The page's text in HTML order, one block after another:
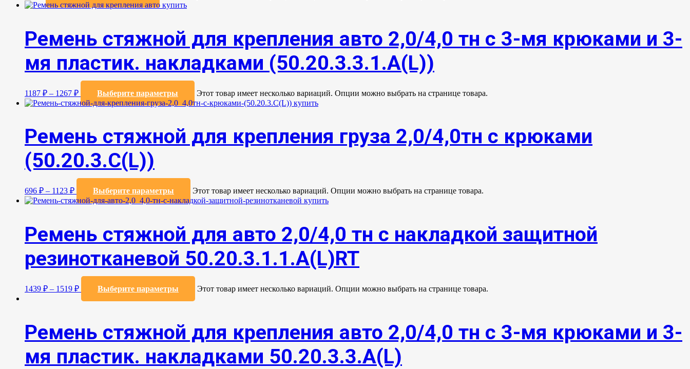
Ремень стяжной для крепления авто 2,0/4,0 тн с 3-мя крюками и 3-
мя пластик. накладками (50.20.3.3.1.А(L))
1187 ₽ – 1267 ₽ Выберите параметры Этот товар имеет несколько вариаций. Опции можно выбрать на странице товара.
Ремень стяжной для крепления груза 2,0/4,0тн с крюками
(50.20.3.C(L))
696 ₽ – 1123 ₽ Выберите параметры Этот товар имеет несколько вариаций. Опции можно выбрать на странице товара.
Ремень стяжной для авто 2,0/4,0 тн с накладкой защитной
резинотканевой 50.20.3.1.1.А(L)RT
1439 ₽ – 1519 ₽ Выберите параметры Этот товар имеет несколько вариаций. Опции можно выбрать на странице товара.
Ремень стяжной для крепления авто 2,0/4,0 тн с 3-мя крюками и 3-
мя пластик. накладками 50.20.3.3.А(L)